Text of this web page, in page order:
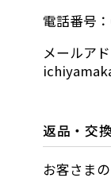
電話番号
メールア
返品・交換
お客さま